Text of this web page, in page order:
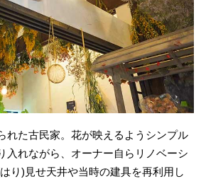
れた古民家。花が映えるようシンプル
入れながら、オーナー自らリノベーシ
り)見せ天井や当時の建具を再利用し